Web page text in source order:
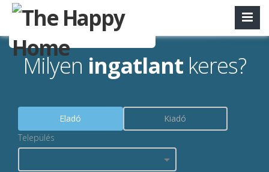
Milyen ingatlant keres?
Eladó
Kiadó
Település